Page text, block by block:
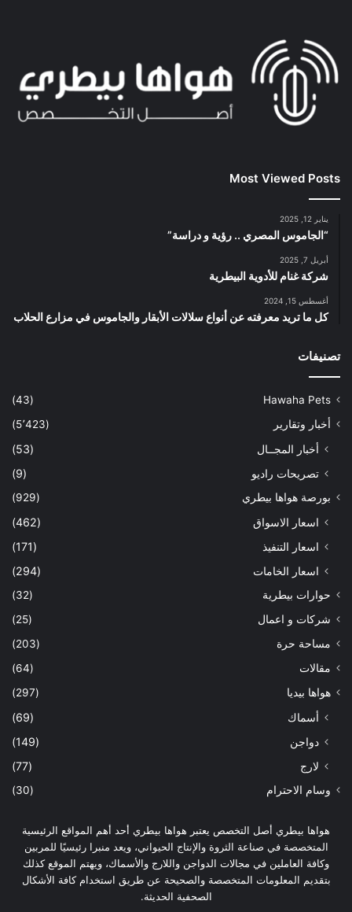
Most Viewed Posts
يناير 12, 2025
“الجاموس المصري .. رؤية و دراسة”
أبريل 7, 2025
شركة غنام للأدوية البيطرية
أغسطس 15, 2024
كل ما تريد معرفته عن أنواع سلالات الأبقار والجاموس في مزارع الحلاب
تصنيفات
Hawaha Pets
(43)
أخبار وتقارير
(5٬423)
أخبار المجــال
(53)
تصريحات راديو
(9)
بورصة هواها بيطري (929)
اسعار الاسواق
(462)
اسعار التنفيذ
(171)
اسعار الخامات
(294)
حوارات بيطرية
(32)
شركات و اعمال
(25)
مساحة حرة
(203)
مقالات
(64)
هواها بيديا
(297)
أسماك
(69)
دواجن
(149)
لارج
(77)
وسام الاحترام (30)
هواها بيطري أصل التخصص يعتبر هواها بيطري أحد أهم المواقع الرئيسية
المتخصصة في صناعة الثروة والإنتاج الحيواني، ويعد منبرا رئيسيًا للمربين
وكافة العاملين في مجالات الدواجن واللارج والأسماك، ويهتم الموقع كذلك
بتقديم المعلومات المتخصصة والصحيحة عن طريق استخدام كافة الأشكال
الصحفية الحديثة.